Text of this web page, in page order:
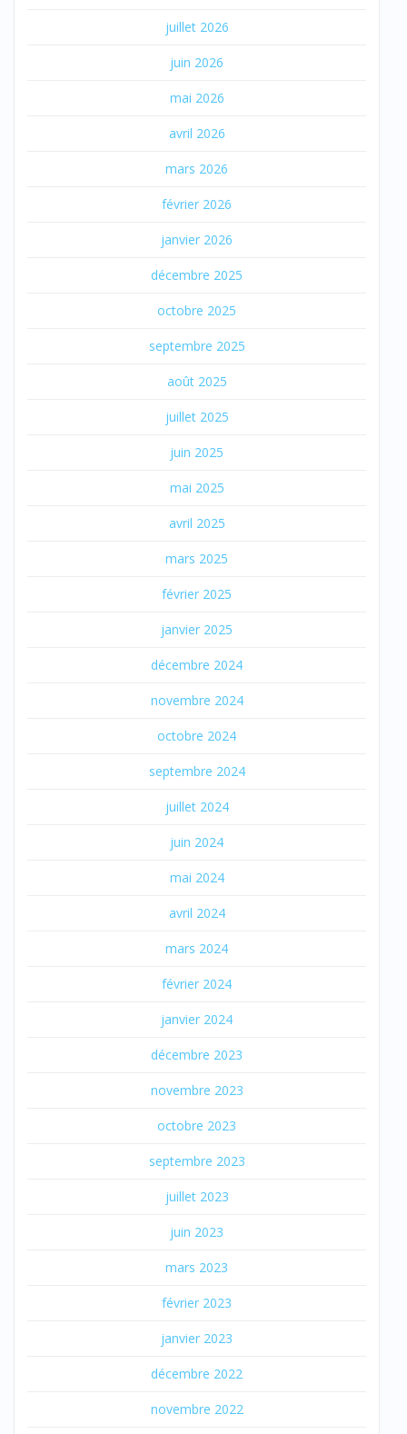
juillet 2026
juin 2026
mai 2026
avril 2026
mars 2026
février 2026
janvier 2026
décembre 2025
octobre 2025
septembre 2025
août 2025
juillet 2025
juin 2025
mai 2025
avril 2025
mars 2025
février 2025
janvier 2025
décembre 2024
novembre 2024
octobre 2024
septembre 2024
juillet 2024
juin 2024
mai 2024
avril 2024
mars 2024
février 2024
janvier 2024
décembre 2023
novembre 2023
octobre 2023
septembre 2023
juillet 2023
juin 2023
mars 2023
février 2023
janvier 2023
décembre 2022
novembre 2022